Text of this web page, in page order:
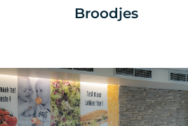
Broodjes